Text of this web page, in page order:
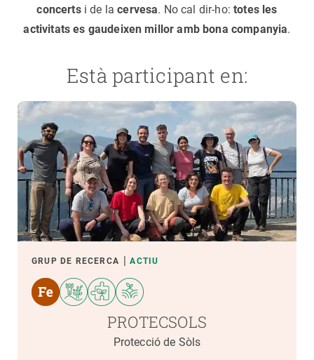
concertsi de lacervesa. No cal dir-ho:totes les
activitats es gaudeixen millor amb bona companyia.
Està participant en:
GRUP DE RECERCA ACTIU
PROTECSOLS
Protecció de Sòls